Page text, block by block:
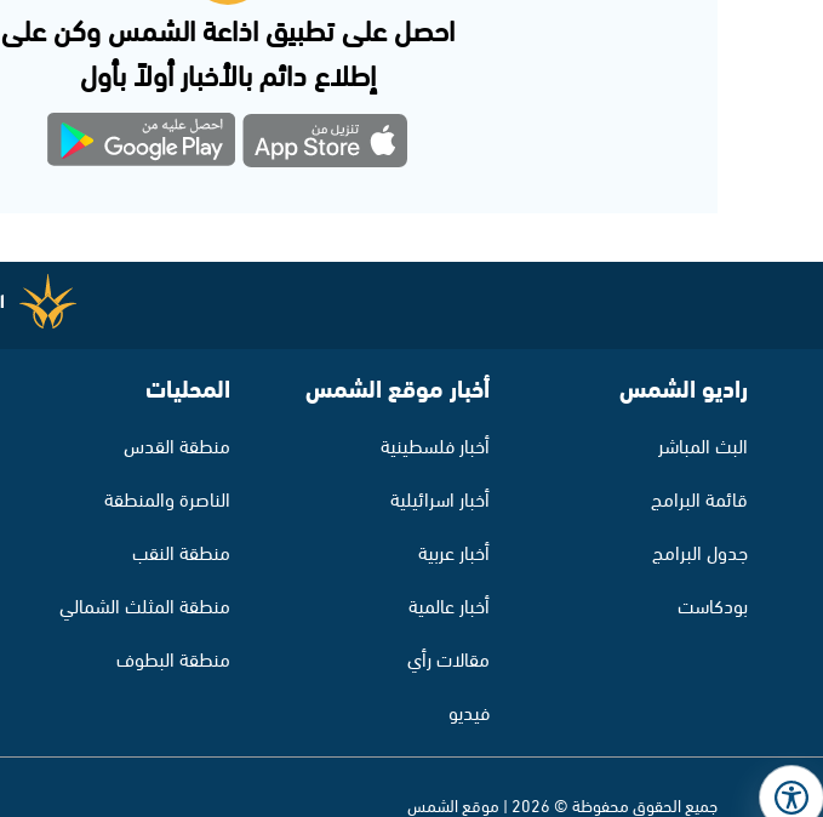
احصل على تطبيق اذاعة الشمس وكن على
إطلاع دائم بالأخبار أولاً بأول
راديو الشمس
البث المباشر
قائمة البرامج
جدول البرامج
بودكاست
أخبار موقع الشمس
أخبار فلسطينية
أخبار اسرائيلية
أخبار عربية
أخبار عالمية
مقالات رأي
فيديو
المحليات
منطقة القدس
الناصرة والمنطقة
منطقة النقب
منطقة المثلث الشمالي
منطقة البطوف
جميع الحقوق محفوظة © 2026 | موقع الشمس